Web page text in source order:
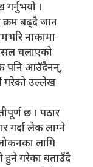
गर्नुभयो ।
बढ्दै जान
नाकामा
पसल चलाएको
पनि आउँदैनन्,
गरेको उल्लेख
छ । पठार
गर्दा लेक लाग्ने
लागि
हुने गरेका बताउँदै